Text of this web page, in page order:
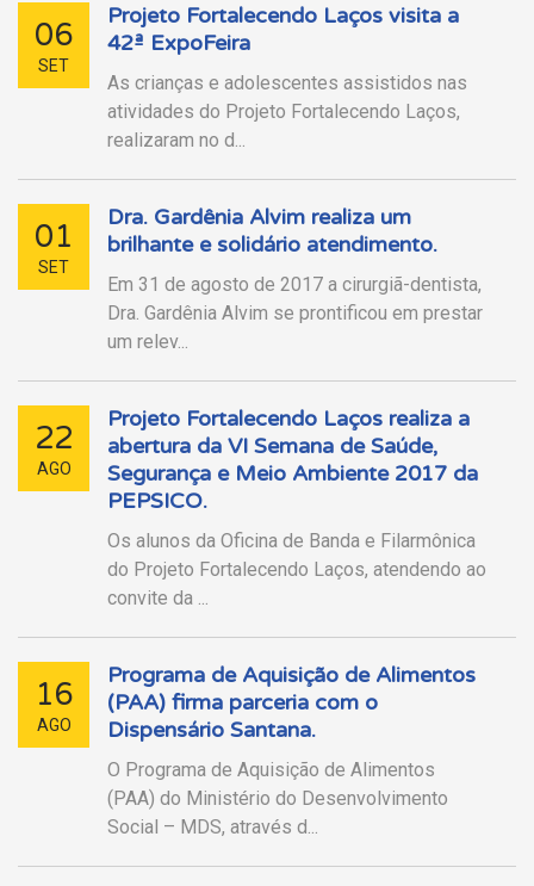
06
SET
Projeto Fortalecendo Laços visita a
42ª ExpoFeira
As crianças e adolescentes assistidos nas
atividades do Projeto Fortalecendo Laços,
realizaram no d...
01
SET
Dra. Gardênia Alvim realiza um
brilhante e solidário atendimento.
Em 31 de agosto de 2017 a cirurgiã-dentista,
Dra. Gardênia Alvim se prontificou em prestar
um relev...
22
AGO
Projeto Fortalecendo Laços realiza a
abertura da VI Semana de Saúde,
Segurança e Meio Ambiente 2017 da
PEPSICO.
Os alunos da Oficina de Banda e Filarmônica
do Projeto Fortalecendo Laços, atendendo ao
convite da ...
16
AGO
Programa de Aquisição de Alimentos
(PAA) firma parceria com o
Dispensário Santana.
O Programa de Aquisição de Alimentos
(PAA) do Ministério do Desenvolvimento
Social – MDS, através d...